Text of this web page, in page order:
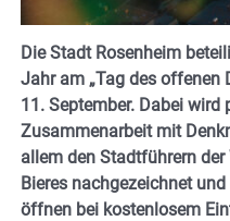
Die Stadt Rosenheim
Jahr am „Tag des offenen
11. September. Dabei
Zusammenarbeit mit
allem den Stadtführern der
Bieres nachgezeichnet
öffnen bei kostenlosem